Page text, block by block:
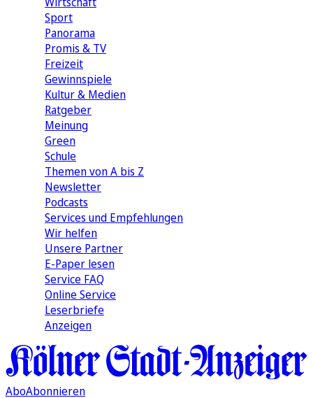
Sport
Panorama
Promis & TV
Freizeit
Gewinnspiele
Kultur & Medien
Ratgeber
Meinung
Green
Schule
Themen von A bis Z
Newsletter
Podcasts
Services und Empfehlungen
Wir helfen
Unsere Partner
E-Paper lesen
Service FAQ
Online Service
Leserbriefe
Anzeigen
AboAbonnieren